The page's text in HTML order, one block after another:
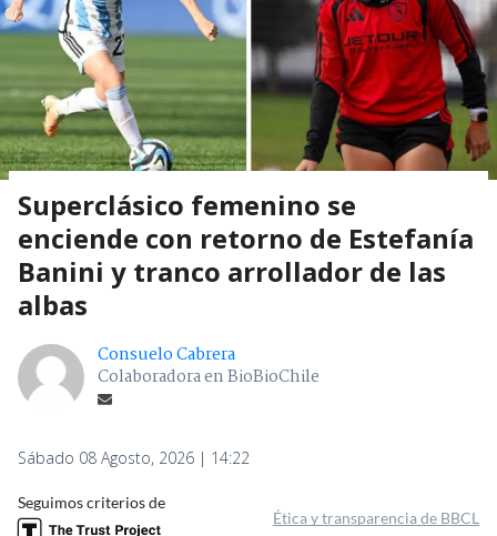
Superclásico femenino se
enciende con retorno de Estefanía
Banini y tranco arrollador de las
albas
Consuelo Cabrera
Colaboradora en BioBioChile
Sábado 08 Agosto, 2026 | 14:22
Seguimos criterios de
Ética y transparencia de BBCL